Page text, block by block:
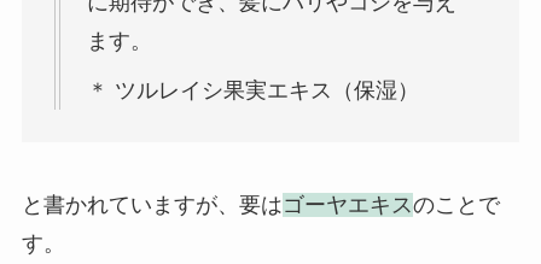
ます。
＊ ツルレイシ果実エキス（保湿）
と書かれていますが、要はゴーヤエキスのことで
す。